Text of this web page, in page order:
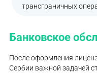
трансграничных
Банковское
После оформления
Сербии важной задачей